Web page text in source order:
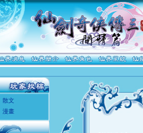
散文
漫畫